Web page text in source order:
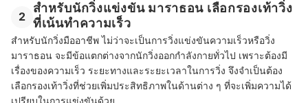
2
สำหรับนักวิ่งแข่งขัน มาราธอน เลือกรองเท้าวิ่ง
ที่เน้นทำความเร็ว
สำหรับนักวิ่งมืออาชีพ ไม่ว่าจะเป็นการวิ่งแข่งขันความเร็วหรือวิ่ง
มาราธอน จะมีข้อแตกต่างจากนักวิ่งออกกำลังกายทั่วไป เพราะต้องมี
เรื่องของความเร็ว ระยะทางและระยะเวลาในการวิ่ง จึงจำเป็นต้อง
เลือกรองเท้าวิ่งที่ช่วยเพิ่มประสิทธิภาพในด้านต่าง ๆ ที่จะเพิ่มความได้